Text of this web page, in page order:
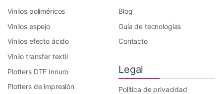
Vinilos poliméricos
Vinilos espejo
Vinilos efecto ácido
Vinilo transfer textil
Plotters DTF Innuro
Plotters de impresión
Blog
Guía de tecnologías
Contacto
Legal
Política de privacidad